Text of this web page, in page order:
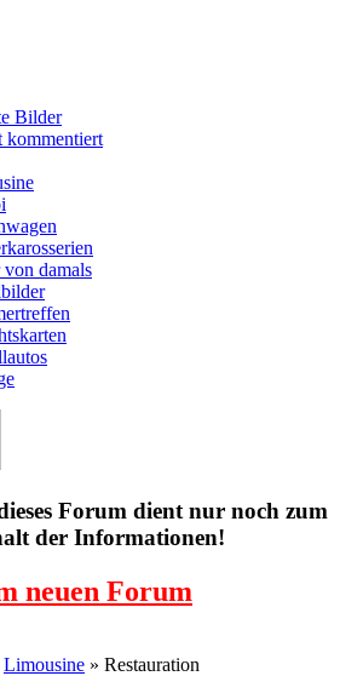
Bilder
kommentiert
damals
Forum dient nur noch zum
der Informationen!
neuen Forum
Limousine » Restauration